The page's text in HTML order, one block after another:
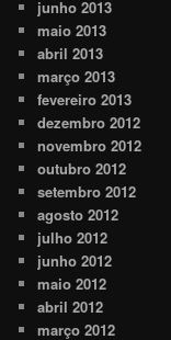
junho 2013
maio 2013
abril 2013
março 2013
fevereiro 2013
dezembro 2012
novembro 2012
outubro 2012
setembro 2012
agosto 2012
julho 2012
junho 2012
maio 2012
abril 2012
março 2012